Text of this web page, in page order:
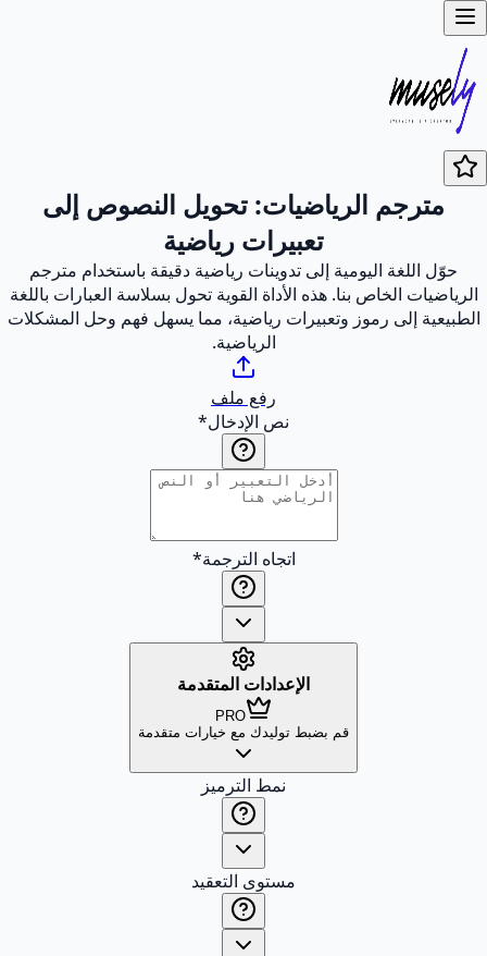
مترجم الرياضيات: تحويل النصوص إلى
تعبيرات رياضية
حوّل اللغة اليومية إلى تدوينات رياضية دقيقة باستخدام مترجم
الرياضيات الخاص بنا. هذه الأداة القوية تحول بسلاسة العبارات باللغة
الطبيعية إلى رموز وتعبيرات رياضية، مما يسهل فهم وحل المشكلات
الرياضية.
رفع ملف
نص الإدخال*
اتجاه الترجمة*
الإعدادات المتقدمة
PRO
قم بضبط توليدك مع خيارات متقدمة
نمط الترميز
مستوى التعقيد